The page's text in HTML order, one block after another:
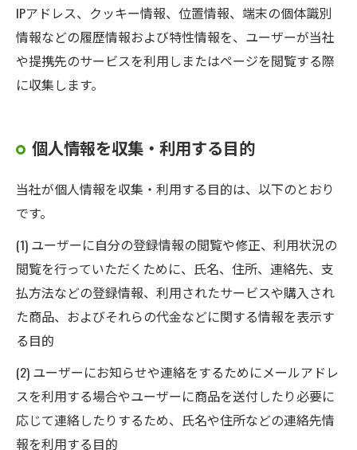
IPアドレス、クッキー情報、位置情報、端末の個体識別
情報などの履歴情報および特性情報を、ユーザーが当社
や提携先のサービスを利用しまたはページを閲覧する際
に収集します。
個人情報を収集・利用する目的
当社が個人情報を収集・利用する目的は、以下のとおり
です。
(1) ユーザーに自分の登録情報の閲覧や修正、利用状況の
閲覧を行っていただくために、氏名、住所、連絡先、支
払方法などの登録情報、利用されたサービスや購入され
た商品、およびそれらの代金などに関する情報を表示す
る目的
(2) ユーザーにお知らせや連絡をするためにメールアドレ
スを利用する場合やユーザーに商品を送付したり必要に
応じて連絡したりするため、氏名や住所などの連絡先情
報を利用する目的